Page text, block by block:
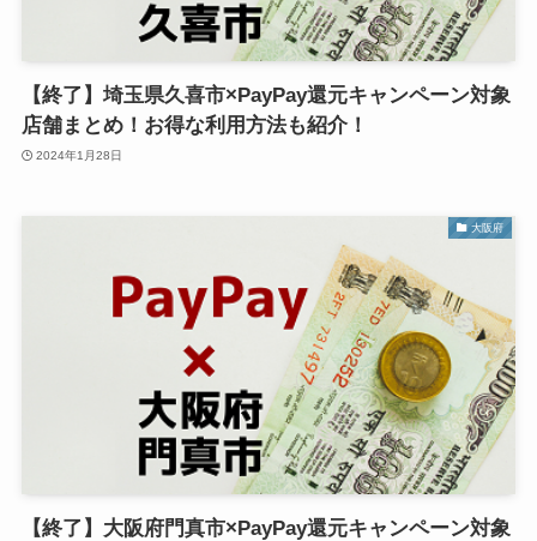
【終了】埼玉県久喜市×PayPay還元キャンペーン対象
店舗まとめ！お得な利用方法も紹介！
2024年1月28日
大阪府
【終了】大阪府門真市×PayPay還元キャンペーン対象